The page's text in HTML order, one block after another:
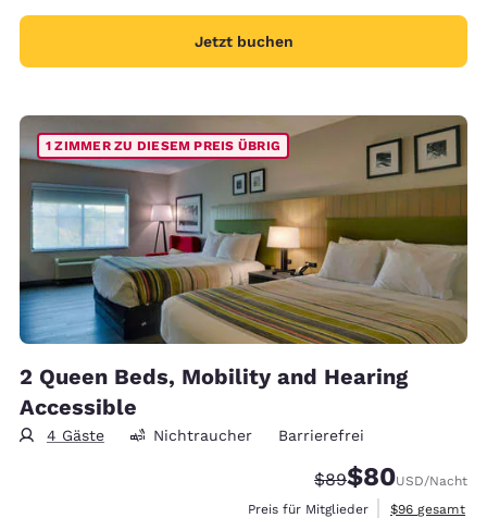
Jetzt buchen
1 ZIMMER ZU DIESEM PREIS ÜBRIG
2 Queen Beds, Mobility and Hearing
Accessible
4 Gäste Nichtraucher Barrierefrei
Durchgestrichener
$89Vergünstigter
$80USD/Nacht
Preis für Mitglieder
Geschätzte
$96 gesamt